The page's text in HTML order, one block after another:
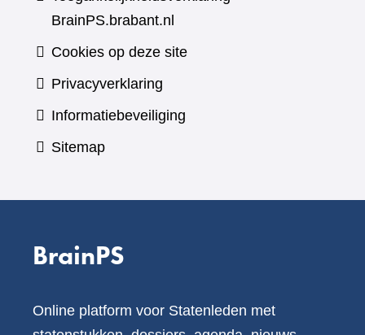
BrainPS.brabant.nl
Cookies op deze site
Privacyverklaring
Informatiebeveiliging
Sitemap
BrainPS
Online platform voor Statenleden met